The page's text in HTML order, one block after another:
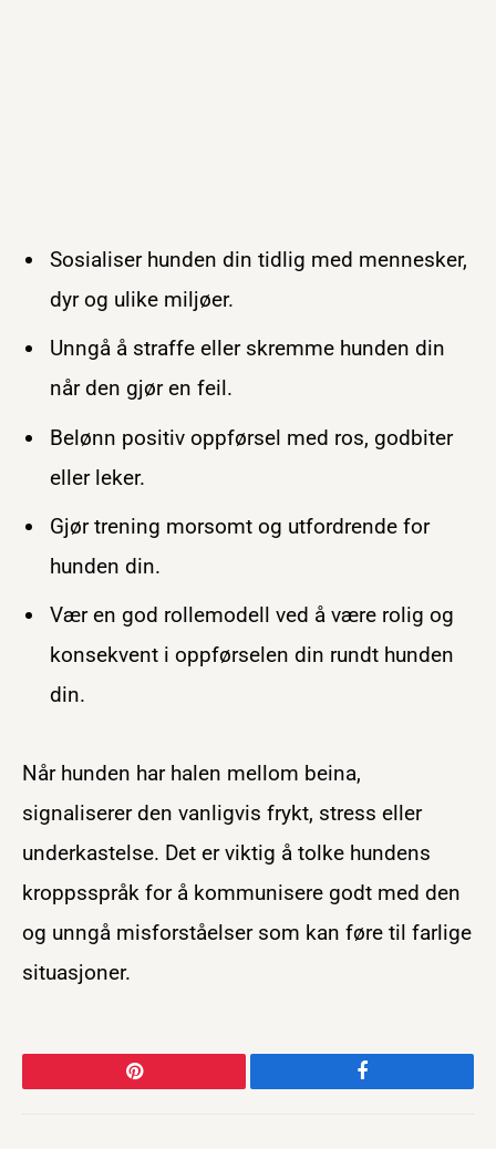
Sosialiser hunden din tidlig med mennesker,
dyr og ulike miljøer.
Unngå å straffe eller skremme hunden din
når den gjør en feil.
Belønn positiv oppførsel med ros, godbiter
eller leker.
Gjør trening morsomt og utfordrende for
hunden din.
Vær en god rollemodell ved å være rolig og
konsekvent i oppførselen din rundt hunden
din.
Når hunden har halen mellom beina,
signaliserer den vanligvis frykt, stress eller
underkastelse. Det er viktig å tolke hundens
kroppsspråk for å kommunisere godt med den
og unngå misforståelser som kan føre til farlige
situasjoner.
Pinterest Facebook